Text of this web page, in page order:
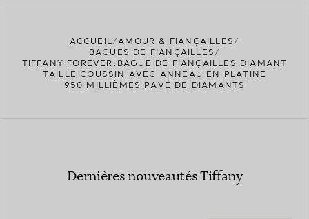
ACCUEIL
AMOUR & FIANÇAILLES
BAGUES DE FIANÇAILLES
TIFFANY FOREVER:BAGUE DE FIANÇAILLES DIAMANT
TAILLE COUSSIN AVEC ANNEAU EN PLATINE
950 MILLIÈMES PAVÉ DE DIAMANTS
Dernières nouveautés Tiffany